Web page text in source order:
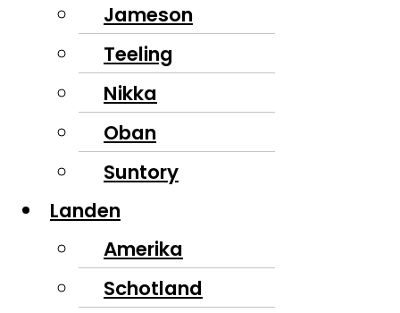
Jameson
Teeling
Nikka
Oban
Suntory
Landen
Amerika
Schotland